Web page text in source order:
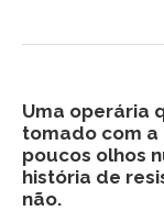
Uma operária
tomado com a
poucos olhos
história de
não.